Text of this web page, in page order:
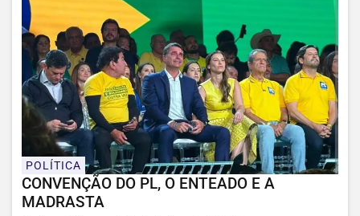
POLÍTICA
CONVENÇÃO DO PL, O ENTEADO E A
MADRASTA